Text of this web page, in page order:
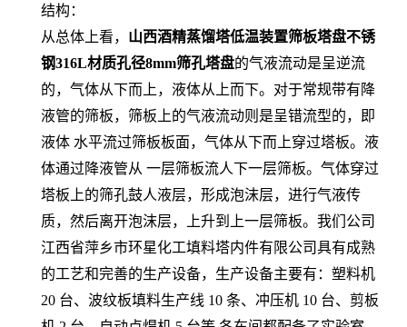
结构：
从总体上看， 山西酒精蒸馏塔低温装置筛板塔盘不锈
钢316L材质孔径8mm筛孔塔盘的气液流动是呈逆流
的，气体从下而上，液体从上而下。对于常规带有降
液管的筛板，筛板上的气液流动则是呈错流型的，即
液体 水平流过筛板板面，气体从下而上穿过塔板。液
体通过降液管从 一层筛板流人下一层筛板。气体穿过
塔板上的筛孔鼓人液层，形成泡沫层，进行气液传
质，然后离开泡沫层，上升到上一层筛板。我们公司
江西省萍乡市环星化工填料塔内件有限公司具有成熟
的工艺和完善的生产设备，生产设备主要有：塑料机
20 台、波纹板填料生产线 10 条、冲压机 10 台、剪板